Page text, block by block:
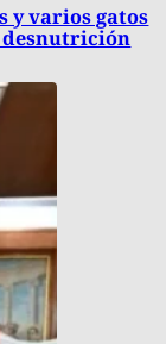
y varios gatos
desnutrición